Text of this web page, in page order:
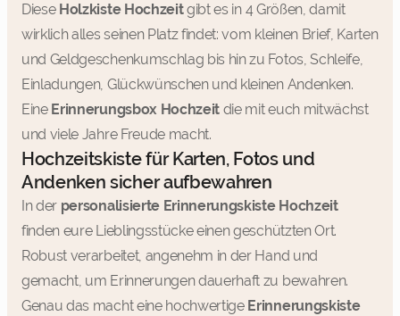
Diese Holzkiste Hochzeitgibt es in 4 Größen, damit
wirklich alles seinen Platz findet: vom kleinen Brief, Karten
und Geldgeschenkumschlag bis hin zu Fotos, Schleife,
Einladungen, Glückwünschen und kleinen Andenken.
Eine Erinnerungsbox Hochzeit die mit euch mitwächst
und viele Jahre Freude macht.
Hochzeitskiste für Karten, Fotos und
Andenken sicher aufbewahren
In der personalisierte Erinnerungskiste Hochzeit
finden eure Lieblingsstücke einen geschützten Ort.
Robust verarbeitet, angenehm in der Hand und
gemacht, um Erinnerungen dauerhaft zu bewahren.
Genau das macht eine hochwertige Erinnerungskiste